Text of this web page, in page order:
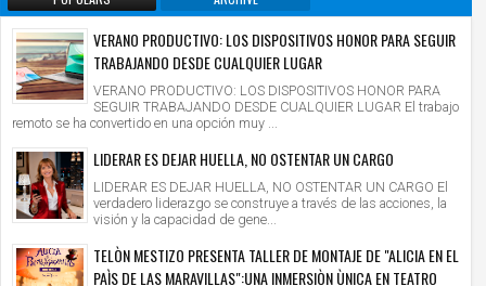
VERANO PRODUCTIVO: LOS DISPOSITIVOS HONOR PARA SEGUIR
TRABAJANDO DESDE CUALQUIER LUGAR
VERANO PRODUCTIVO: LOS DISPOSITIVOS HONOR PARA
SEGUIR TRABAJANDO DESDE CUALQUIER LUGAR El trabajo
remoto se ha convertido en una opción muy ...
LIDERAR ES DEJAR HUELLA, NO OSTENTAR UN CARGO
LIDERAR ES DEJAR HUELLA, NO OSTENTAR UN CARGO El
verdadero liderazgo se construye a través de las acciones, la
visión y la capacidad de gene...
TELÒN MESTIZO PRESENTA TALLER DE MONTAJE DE "ALICIA EN EL
PAÌS DE LAS MARAVILLAS":UNA INMERSIÒN ÙNICA EN TEATRO